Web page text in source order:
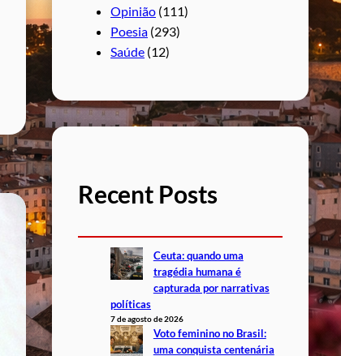
Opinião (111)
Poesia (293)
Saúde (12)
Recent Posts
Ceuta: quando uma
tragédia humana é
capturada por narrativas
políticas
7 de agosto de 2026
Voto feminino no Brasil:
uma conquista centenária